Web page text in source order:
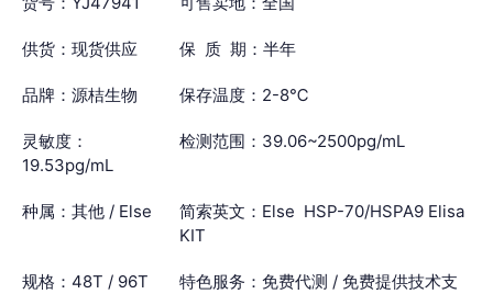
供货：现货供应 保 质 期：半年
品牌：源桔生物 保存温度：2-8℃
灵敏度：
19.53pg/mL
检测范围：39.06~2500pg/mL
种属：其他 / Else
简索英文：Else HSP-70/HSPA9 Elisa
KIT
规格：48T / 96T
特色服务：免费代测 / 免费提供技术支